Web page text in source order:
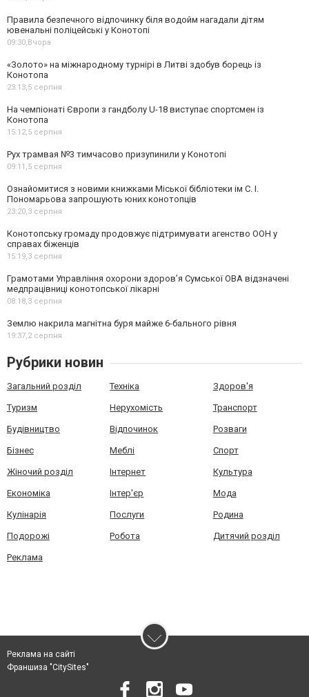
Правила безпечного відпочинку біля водойм нагадали дітям
ювенальні поліцейські у Конотопі
09:30,Вчора
«Золото» на міжнародному турнірі в Литві здобув борець із
Конотопа
23:13,5 серпня
На чемпіонаті Європи з гандболу U-18 виступає спортсмен із
Конотопа
15:12,5 серпня
Рух трамвая №3 тимчасово призупинили у Конотопі
09:11,5 серпня
Ознайомитися з новими книжками Міської бібліотеки ім С. І.
Пономарьова запрошують юних конотопців
23:20,3 серпня
Конотопську громаду продовжує підтримувати агенство ООН у
справах біженців
15:19,3 серпня
Грамотами Управління охорони здоров’я Сумської ОВА відзначені
медпрацівниці конотопської лікарні
08:18,3 серпня
Землю накрила магнітна буря майже 6-бального рівня
19:37,2 серпня
Рубрики новин
Загальний розділ Техніка Здоров'я
Туризм Нерухомість Транспорт
Будівництво Відпочинок Розваги
Бізнес Меблі Спорт
Жіночий розділ Інтернет Культура
Економіка Інтер'єр Мода
Кулінарія Послуги Родина
Подорожі Робота Дитячий розділ
Реклама
Реклама на сайті
Франшиза "CitySites"